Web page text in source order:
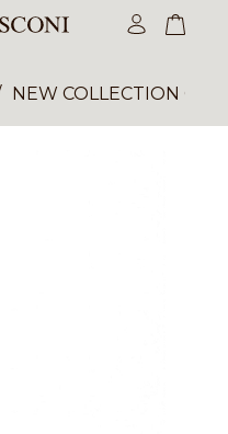
NEW COLLECTION